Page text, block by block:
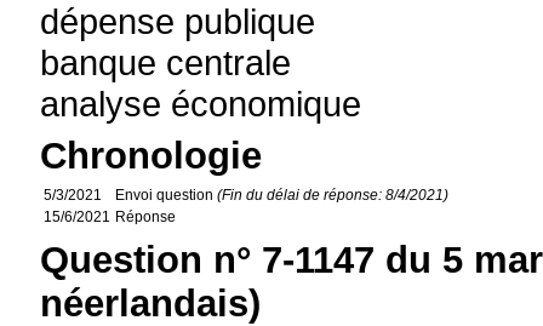
dépense publique
banque centrale
analyse économique
Chronologie
5/3/2021 Envoi question(Fin du délai de réponse: 8/4/2021)
15/6/2021 Réponse
Question n° 7-1147 du 5
néerlandais)